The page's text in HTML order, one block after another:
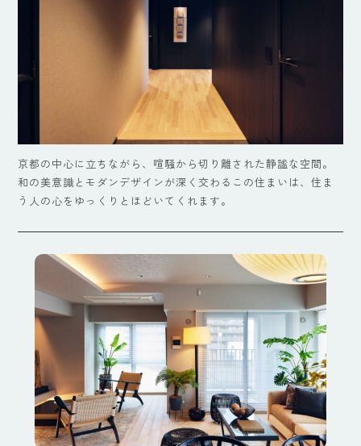
京都の中心に立ちながら、喧騒から切り離された静謐な空間。
和の美意識とモダンデザインが深く交わるこの住まいは、住ま
う人の心をゆっくりとほどいてくれます。